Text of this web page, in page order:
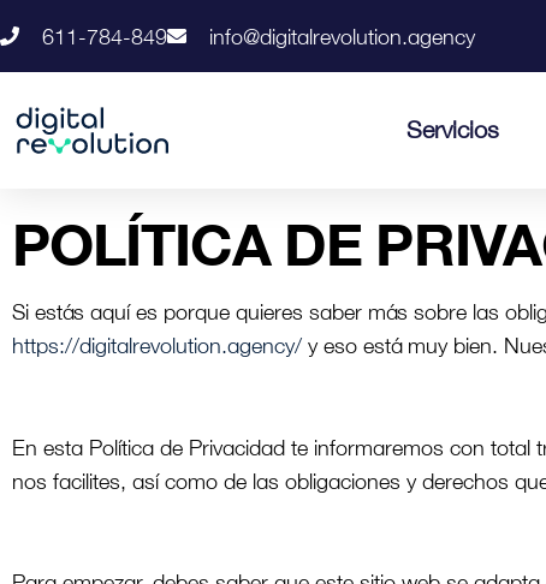
611-784-849 info@digitalrevolution.agency
Servicios
POLÍTICA DE
Si estás aquí es porque quieres saber más sobre las
https://digitalrevolution.agency/ y eso está muy bien.
En esta Política de Privacidad te informaremos con
nos facilites, así como de las obligaciones y derechos